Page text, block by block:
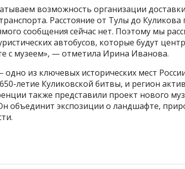
возможность организации
Расстояние от Тулы до Куликова
сообщения сейчас нет. Поэтому мы
автобусов, которые будут
с музеем», — отметила Ирина Иванова.
из ключевых исторических мест
летие Куликовской битвы, и регион
также представили проект нового
объединит экспозиции о ландшафте,